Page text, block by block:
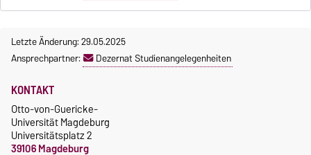
Letzte Änderung: 29.05.2025
Ansprechpartner:
Dezernat Studienangelegenheiten
KONTAKT
Otto-von-Guericke-
Universität Magdeburg
Universitätsplatz 2
39106 Magdeburg